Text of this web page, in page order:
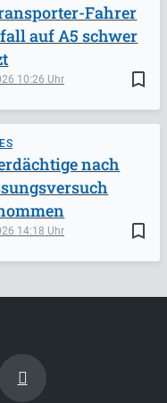
bookmark_border
10:26
Fahrer
auf A5 schwer
bookmark_border
14:18
nach